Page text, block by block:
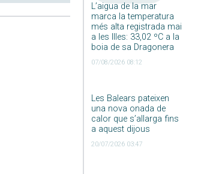
L’aigua de la mar
marca la temperatura
més alta registrada mai
a les Illes: 33,02 ºC a la
boia de sa Dragonera
07/08/2026 08:12
Les Balears pateixen
una nova onada de
calor que s’allarga fins
a aquest dijous
20/07/2026 03:47